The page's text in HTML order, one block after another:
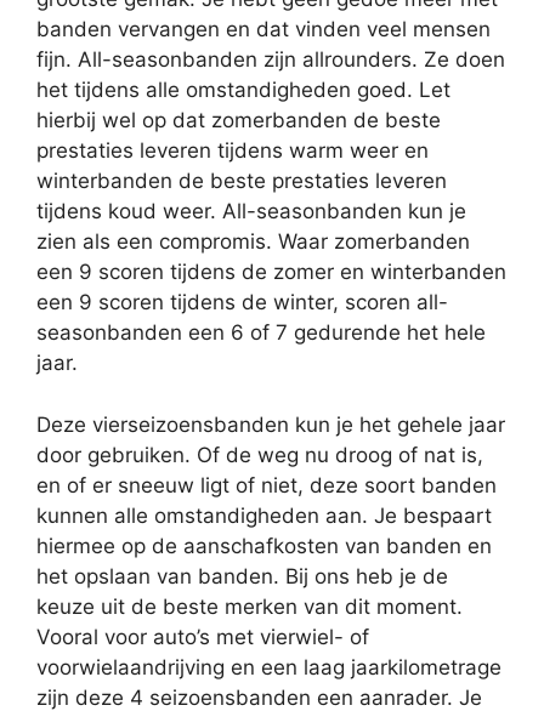
banden vervangen en dat vinden veel mensen
fijn. All-seasonbanden zijn allrounders. Ze doen
het tijdens alle omstandigheden goed. Let
hierbij wel op dat zomerbanden de beste
prestaties leveren tijdens warm weer en
winterbanden de beste prestaties leveren
tijdens koud weer. All-seasonbanden kun je
zien als een compromis. Waar zomerbanden
een 9 scoren tijdens de zomer en winterbanden
een 9 scoren tijdens de winter, scoren all-
seasonbanden een 6 of 7 gedurende het hele
jaar.
Deze vierseizoensbanden kun je het gehele jaar
door gebruiken. Of de weg nu droog of nat is,
en of er sneeuw ligt of niet, deze soort banden
kunnen alle omstandigheden aan. Je bespaart
hiermee op de aanschafkosten van banden en
het opslaan van banden. Bij ons heb je de
keuze uit de beste merken van dit moment.
Vooral voor auto’s met vierwiel- of
voorwielaandrijving en een laag jaarkilometrage
zijn deze 4 seizoensbanden een aanrader. Je